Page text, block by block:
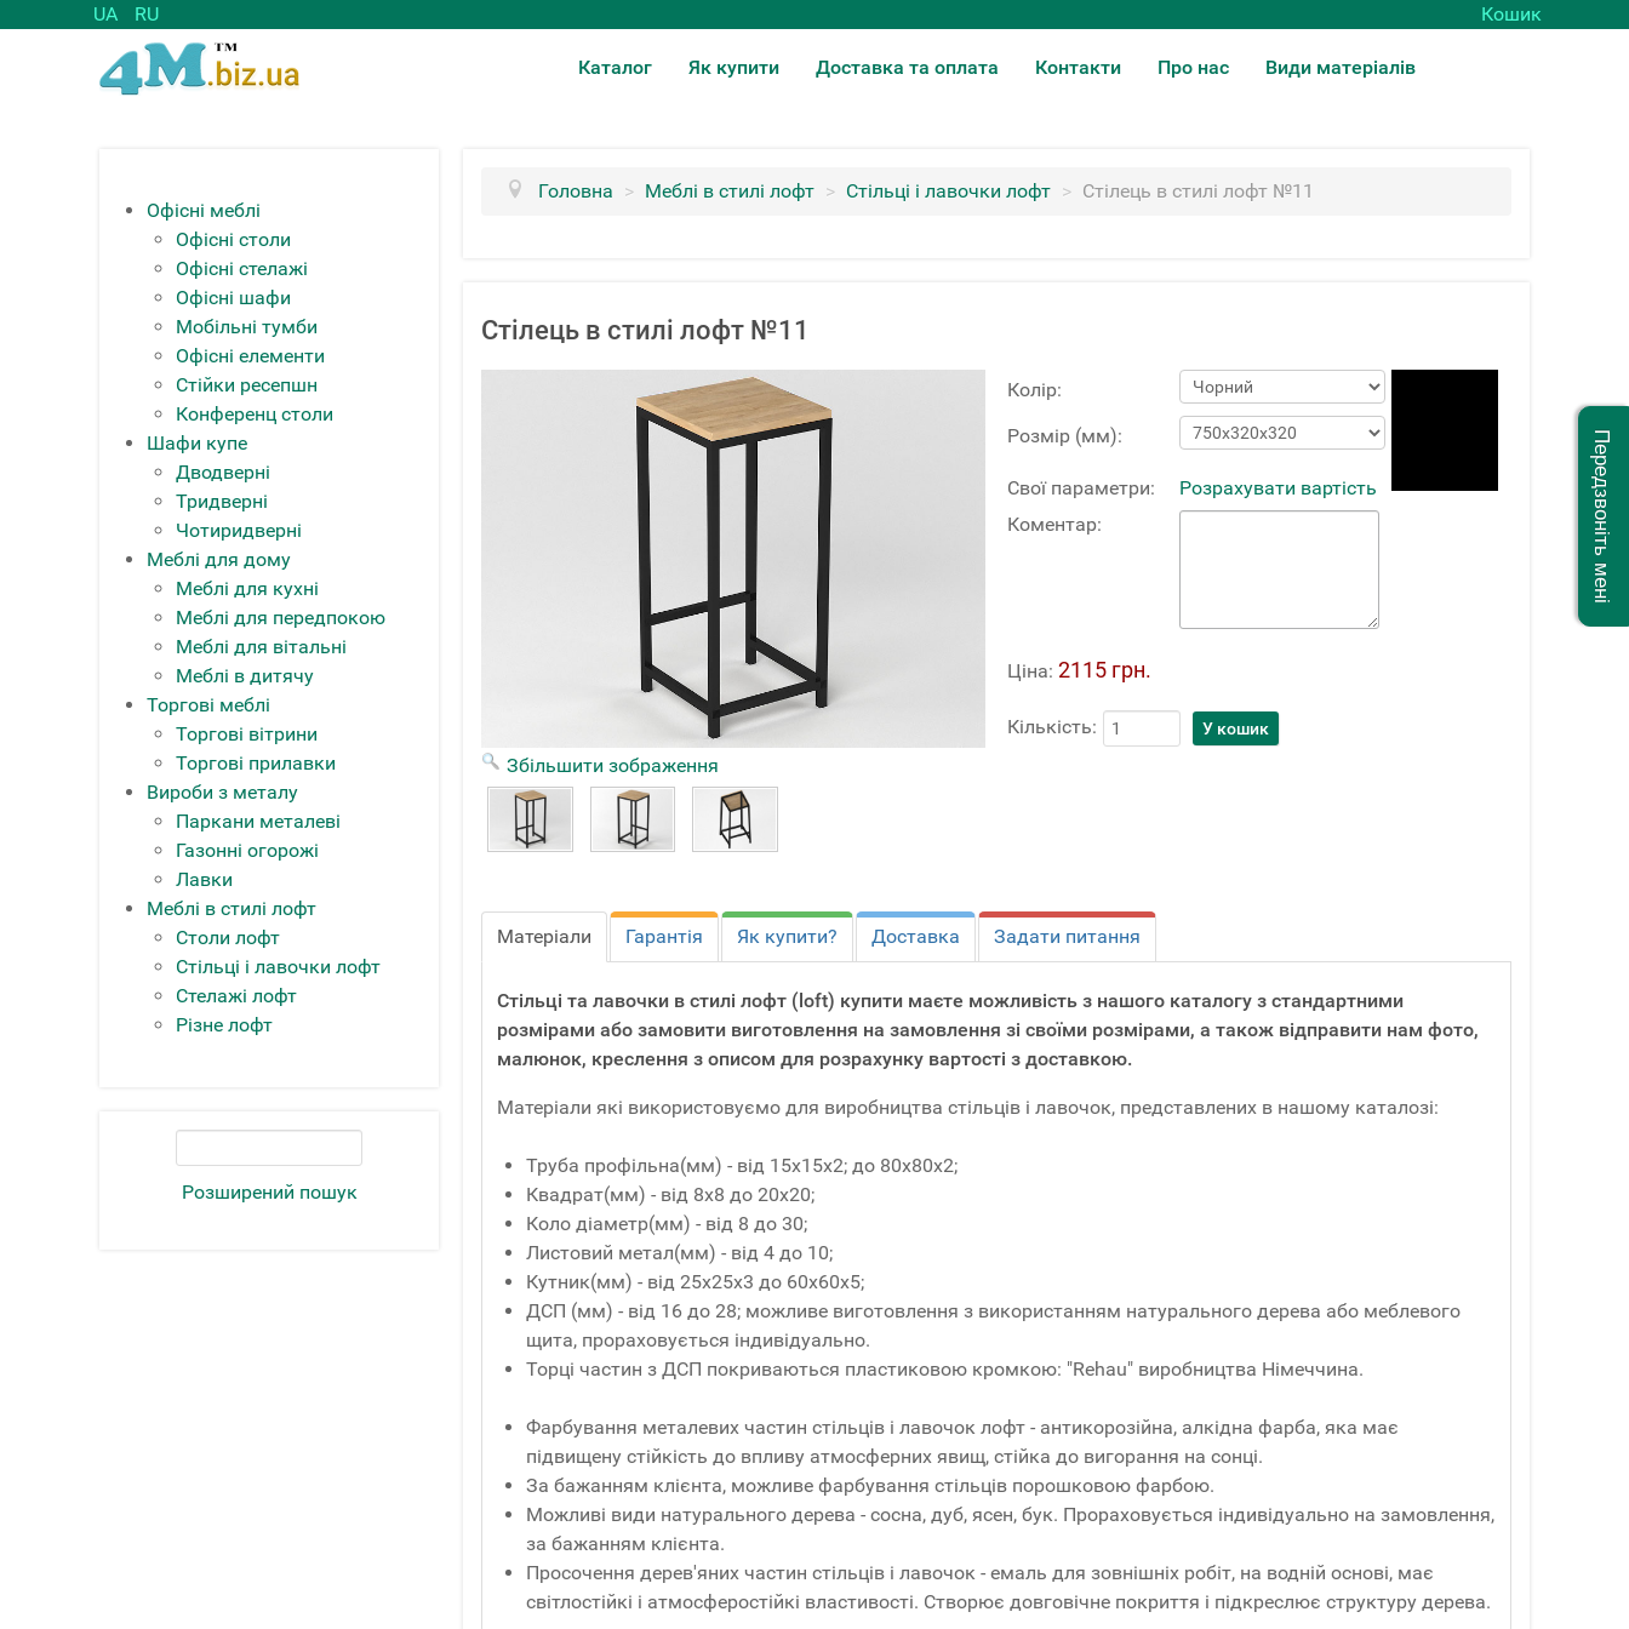
UA RU Кошик
Каталог Як купити Доставка та оплата Контакти Про нас Види матеріалів
Офісні меблі
Офісні столи
Офісні стелажі
Офісні шафи
Мобільні тумби
Офісні елементи
Стійки ресепшн
Конференц столи
Шафи купе
Дводверні
Тридверні
Чотиридверні
Меблі для дому
Меблі для кухні
Меблі для передпокою
Меблі для вітальні
Меблі в дитячу
Торгові меблі
Торгові вітрини
Торгові прилавки
Вироби з металу
Паркани металеві
Газонні огорожі
Лавки
Меблі в стилі лофт
Столи лофт
Стільці і лавочки лофт
Стелажі лофт
Різне лофт
Розширений пошук
Головна > Меблі в стилі лофт > Стільці і лавочки лофт > Стілець в стилі лофт №11
Стілець в стилі лофт №11
Збільшити зображення
Колір:
Розмір (мм):
Свої параметри:
Розрахувати вартість
Коментар:
Ціна:2115 грн.
Кількість:
Матеріали Гарантія Як купити? Доставка Задати питання
Стільці та лавочки в стилі лофт (loft) купити маєте можливість з нашого каталогу з стандартними
розмірами або замовити виготовлення на замовлення зі своїми розмірами, а також відправити нам фото,
малюнок, креслення з описом для розрахунку вартості з доставкою.
Матеріали які використовуємо для виробництва стільців і лавочок, представлених в нашому каталозі:
Труба профільна(мм) - від 15x15x2; до 80x80x2;
Квадрат(мм) - від 8x8 до 20x20;
Коло діаметр(мм) - від 8 до 30;
Листовий метал(мм) - від 4 до 10;
Кутник(мм) - від 25x25x3 до 60x60x5;
ДСП (мм) - від 16 до 28; можливе виготовлення з використанням натурального дерева або меблевого
щита, прораховується індивідуально.
Торці частин з ДСП покриваються пластиковою кромкою: "Rehau" виробництва Німеччина.
Фарбування металевих частин стільців і лавочок лофт - антикорозійна, алкідна фарба, яка має
підвищену стійкість до впливу атмосферних явищ, стійка до вигорання на сонці.
За бажанням клієнта, можливе фарбування стільців порошковою фарбою.
Можливі види натурального дерева - сосна, дуб, ясен, бук. Прораховується індивідуально на замовлення,
за бажанням клієнта.
Просочення дерев'яних частин стільців і лавочок - емаль для зовнішніх робіт, на водній основі, має
світлостійкі і атмосферостійкі властивості. Створює довговічне покриття і підкреслює структуру дерева.
Передзвоніть мені